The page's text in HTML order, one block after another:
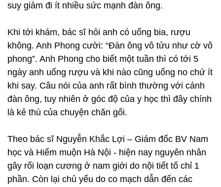
suy giảm đi ít nhiều sức mạnh đàn ông.
Khi tới khám, bác sĩ hỏi anh có uống bia, rượu
không. Anh Phong cười: “Đàn ông vô tửu như cờ vô
phong”. Anh Phong cho biết một tuần thì có tới 5
ngày anh uống rượu và khi nào cũng uống no chứ ít
khi say. Câu nói của anh rất bình thường với cánh
đàn ông, tuy nhiên ở góc độ của y học thì đây chính
là kẻ thù của chuyện chăn gối.
Theo bác sĩ Nguyễn Khắc Lợi – Giám đốc BV Nam
học và Hiếm muộn Hà Nội - hiện nay nguyên nhân
gây rối loạn cương ở nam giới do nội tiết tố chỉ 1
phần. Còn lại chủ yếu do co mạch dẫn đến các